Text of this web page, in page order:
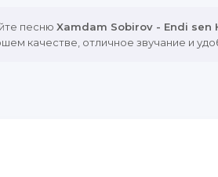
песню Xamdam Sobirov - Endi sen
качестве, отличное звучание и